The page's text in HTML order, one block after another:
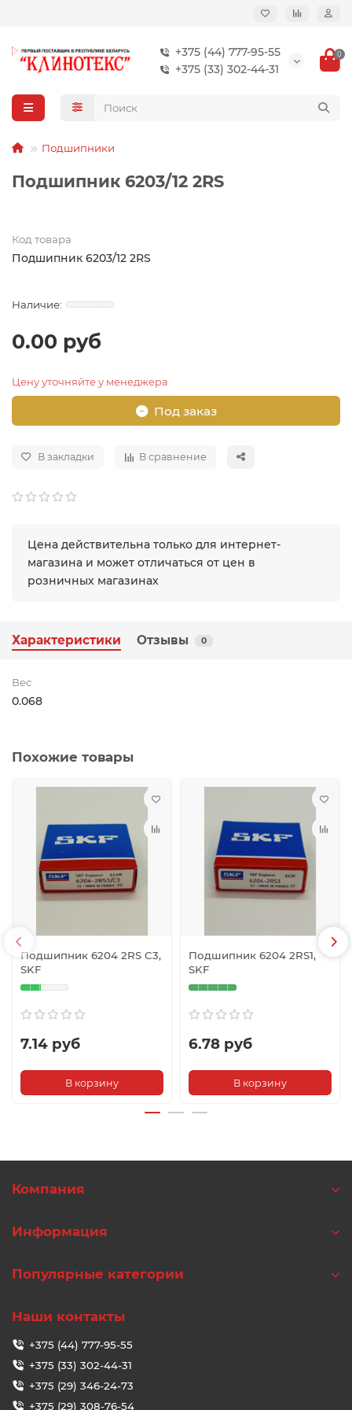
+375 (44) 777-95-55
+375 (33) 302-44-31
0
Подшипники
Подшипник 6203/12 2RS
Код товара
Подшипник 6203/12 2RS
0.00 руб
Цену уточняйте у менеджера
Под заказ
В закладки В сравнение
Цена действительна только для интернет-
магазина и может отличаться от цен в
розничных магазинах
Характеристики Отзывы 0
Вес
0.068
Похожие товары
Подшипник 6204 2RS C3,
SKF
7.14 руб
В корзину
Подшипник 6204 2RS1,
SKF
6.78 руб
В корзину
Компания
Информация
Популярные категории
Наши контакты
+375 (44) 777-95-55
+375 (33) 302-44-31
+375 (29) 346-24-73
+375 (29) 308-76-54